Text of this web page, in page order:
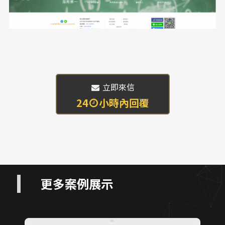
立即來信
24 小時內回覆
更多案例展示